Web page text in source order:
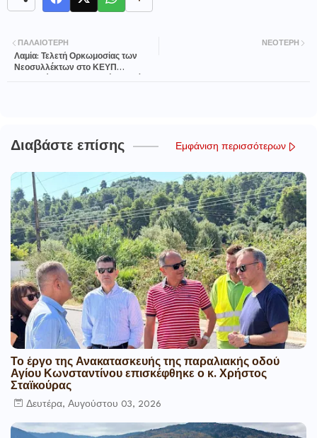
ΝΕΌΤΕΡΗ
ΠΑΛΑΙΌΤΕΡΗ
Λαμία: Τελετή Ορκωμοσίας των
Νεοσυλλέκτων στο ΚΕΥΠ
Διαβάστε επίσης Εμφάνιση περισσότερων
Το έργο της Ανακατασκευής της παραλιακής οδού
Αγίου Κωνσταντίνου επισκέφθηκε ο κ. Χρήστος
Σταϊκούρας
Δευτέρα, Αυγούστου 03, 2026